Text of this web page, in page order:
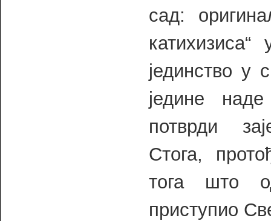
сад:
јединство у
једине
потврди
Стога,
тога што
приступио